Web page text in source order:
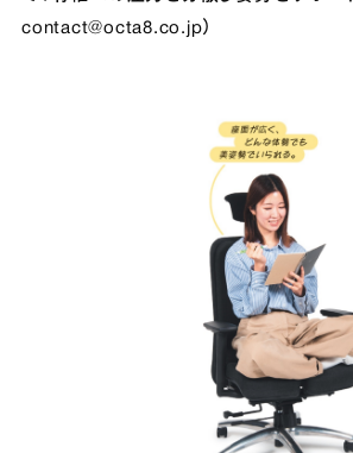
contact@octa8.co.jp）